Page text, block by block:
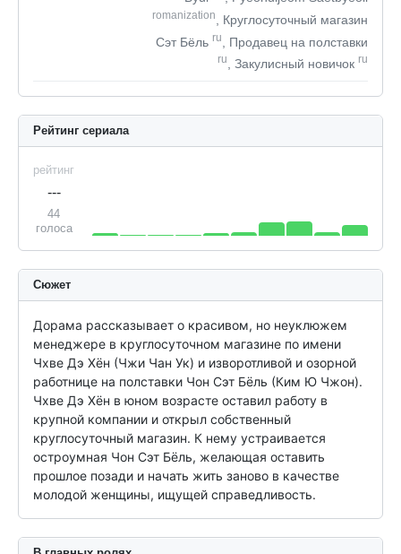
romanization
, Круглосуточный магазин
Сэт Бёль ru , Продавец на полставки
ru , Закулисный новичок ru
Рейтинг сериала
рейтинг
---
44
голоса
Сюжет
Дорама рассказывает о красивом, но неуклюжем
менеджере в круглосуточном магазине по имени
Чхве Дэ Хён (Чжи Чан Ук) и изворотливой и озорной
работнице на полставки Чон Сэт Бёль (Ким Ю Чжон).
Чхве Дэ Хён в юном возрасте оставил работу в
крупной компании и открыл собственный
круглосуточный магазин. К нему устраивается
остроумная Чон Сэт Бёль, желающая оставить
прошлое позади и начать жить заново в качестве
молодой женщины, ищущей справедливость.